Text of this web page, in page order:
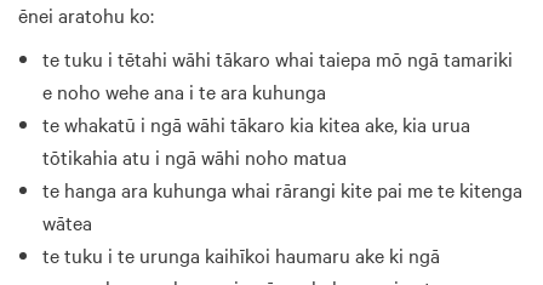
ēnei aratohu ko:
te tuku i tētahi wāhi tākaro whai taiepa mō ngā tamariki
e noho wehe ana i te ara kuhunga
te whakatū i ngā wāhi tākaro kia kitea ake, kia urua
tōtikahia atu i ngā wāhi noho matua
te hanga ara kuhunga whai rārangi kite pai me te kitenga
wātea
te tuku i te urunga kaihīkoi haumaru ake ki ngā